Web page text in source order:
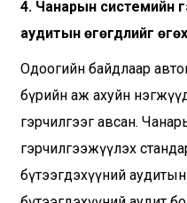
4. Чанарын системийн
аудитын өгөгдлийг
Одоогийн байдлаар
бүрийн аж ахуйн
гэрчилгээг авсан.
гэрчилгээжүүлэх
бүтээгдэхүүний аудитын